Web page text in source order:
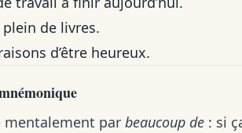
de livres.
d’être heureux.
mentalement par beaucoup de : si